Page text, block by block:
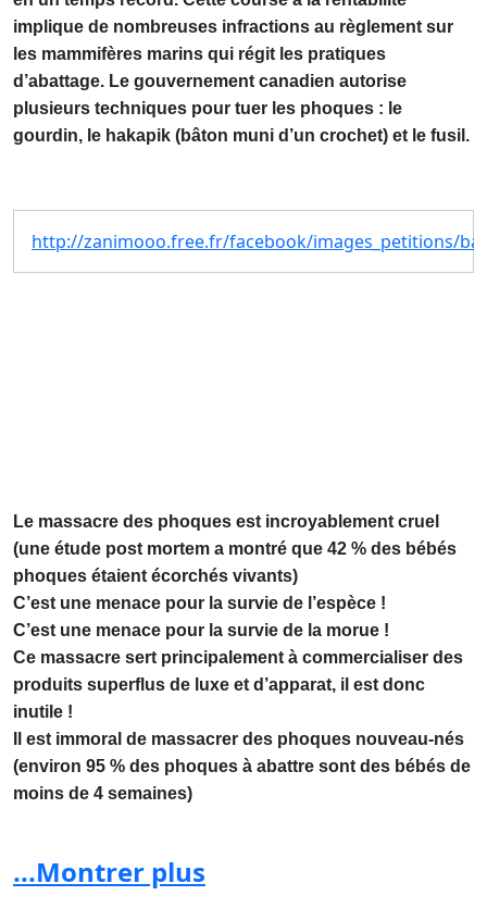
implique de nombreuses infractions au règlement sur
les mammifères marins qui régit les pratiques
d’abattage. Le gouvernement canadien autorise
plusieurs techniques pour tuer les phoques : le
gourdin, le hakapik (bâton muni d’un crochet) et le fusil.
http://zanimooo.free.fr/facebook/images_petitions/
Le massacre des phoques est incroyablement cruel
(une étude post mortem a montré que 42 % des bébés
phoques étaient écorchés vivants)
C’est une menace pour la survie de l’espèce !
C’est une menace pour la survie de la morue !
Ce massacre sert principalement à commercialiser des
produits superflus de luxe et d’apparat, il est donc
inutile !
Il est immoral de massacrer des phoques nouveau-nés
(environ 95 % des phoques à abattre sont des bébés de
moins de 4 semaines)
du Canada Monsieur Stephen Harper l'arrêt total de ce
...Montrer plus